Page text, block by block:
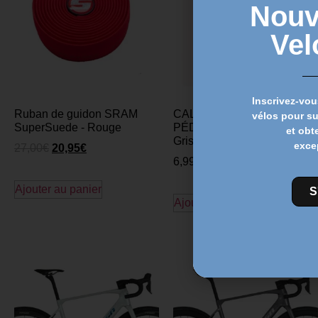
Ruban de guidon SRAM
SuperSuede - Rouge
20,95€
Ajouter au panier
CALES ROTO POUR
PÉDALES LOOK KEO –
Gris 4,5°
6,99
Ajouter au panier
Inscrivez-
vélos pour
et